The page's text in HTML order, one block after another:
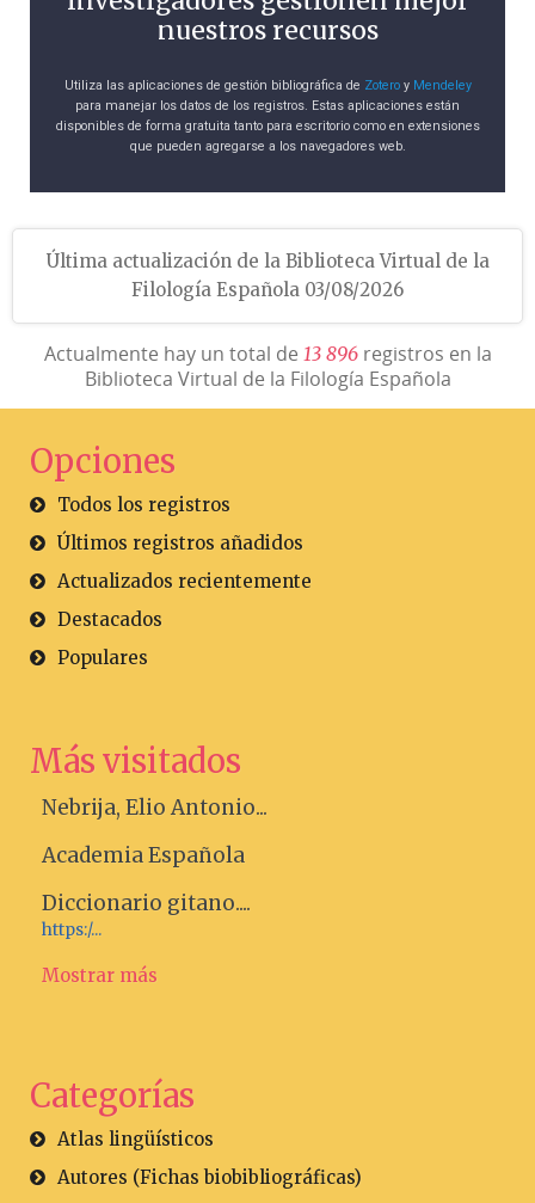
nuestros recursos
Utiliza las aplicaciones de gestión bibliográfica de Zoteroy Mendeley
para manejar los datos de los registros. Estas aplicaciones están
disponibles de forma gratuita tanto para escritorio como en extensiones
que pueden agregarse a los navegadores web.
Última actualización de la Biblioteca Virtual de la
Filología Española 03/08/2026
Actualmente hay un total de 13 896registros en la
Biblioteca Virtual de la Filología Española
Opciones
Todos los registros
Últimos registros añadidos
Actualizados recientemente
Destacados
Populares
Más visitados
Nebrija, Elio Antonio...
Academia Española
Diccionario gitano....
https:/...
Mostrar más
Categorías
Atlas lingüísticos
Autores (Fichas biobibliográficas)